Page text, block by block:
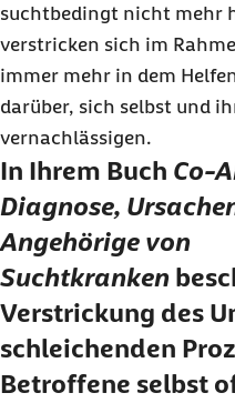
suchtbedingt nicht mehr
verstricken sich im
immer mehr in dem
darüber, sich selbst und
vernachlässigen.
In Ihrem Buch Co-
Diagnose,
Angehörige von
Suchtkranken
Verstrickung des
schleichenden
Betroffene selbst